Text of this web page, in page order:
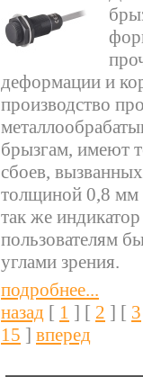
деформации и
производство
брызгам, имеют
сбоев,
толщиной 0,8 мм
так же
пользователям
углами зрения.
подробнее...
назад [ 1 ] [ 2 ] [ 3
15 ] вперед